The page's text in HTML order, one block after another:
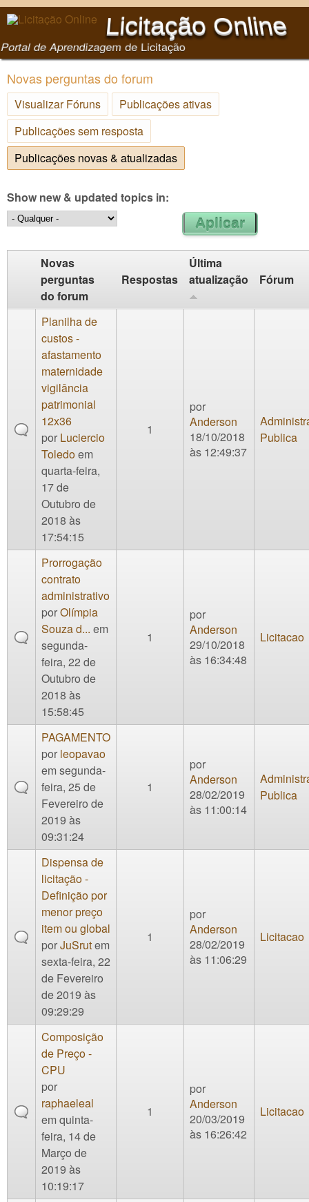
Pular para o conteúdo
principal
Licitação Online
Portal de Aprendizagem de Licitação
Novas perguntas do forum
Visualizar Fóruns
Publicações ativas
Publicações sem resposta
Publicações novas & atualizadas
Show new & updated topics in:
Novas
perguntas
do forum
Respostas
Última
atualização
Fórum
Planilha de
custos -
afastamento
maternidade
vigilância
patrimonial
12x36
por Luciercio
Toledoem
quarta-feira,
17 de
Outubro de
2018 às
17:54:15
1
por
Anderson
18/10/2018
às 12:49:37
Publica
Prorrogação
contrato
administrativo
porOlímpia
Souza d... em
segunda-
feira, 22 de
Outubro de
2018 às
15:58:45
1
por
Anderson
29/10/2018
às 16:34:48
Licitacao
PAGAMENTO
por leopavao
em segunda-
feira, 25 de
Fevereiro de
2019 às
09:31:24
1
por
Anderson
28/02/2019
às 11:00:14
Publica
Dispensa de
licitação -
Definição por
menor preço
item ou global
porJuSrutem
sexta-feira, 22
de Fevereiro
de 2019 às
09:29:29
1
por
Anderson
28/02/2019
às 11:06:29
Licitacao
Composição
de Preço -
CPU
por
raphaeleal
em quinta-
feira, 14 de
Março de
2019 às
10:19:17
1
por
Anderson
20/03/2019
às 16:26:42
Licitacao